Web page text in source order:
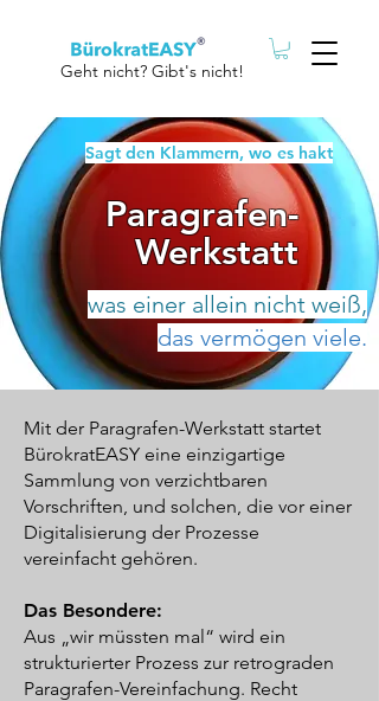
Geht nicht? Gibt's nicht!
Sagt den Klammern, wo es hakt
Paragrafen-
Werkstatt
was einer allein nicht weiß,
das vermögen viele.
Mit der Paragrafen-Werkstatt startet
BürokratEASY eine einzigartige
Sammlung von verzichtbaren
Vorschriften, und solchen, die vor einer
Digitalisierung der Prozesse
vereinfacht gehören.
Das Besondere:
Aus „wir müssten mal“ wird ein
strukturierter Prozess zur retrograden
Paragrafen-Vereinfachung. Recht